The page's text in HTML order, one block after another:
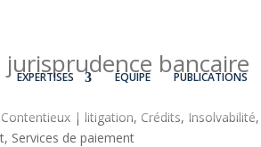
EXPERTISES ÉQUIPE PUBLICATIONS
bancaire
Contentieux | litigation, Crédits, Insolvabilité,
, Services de paiement